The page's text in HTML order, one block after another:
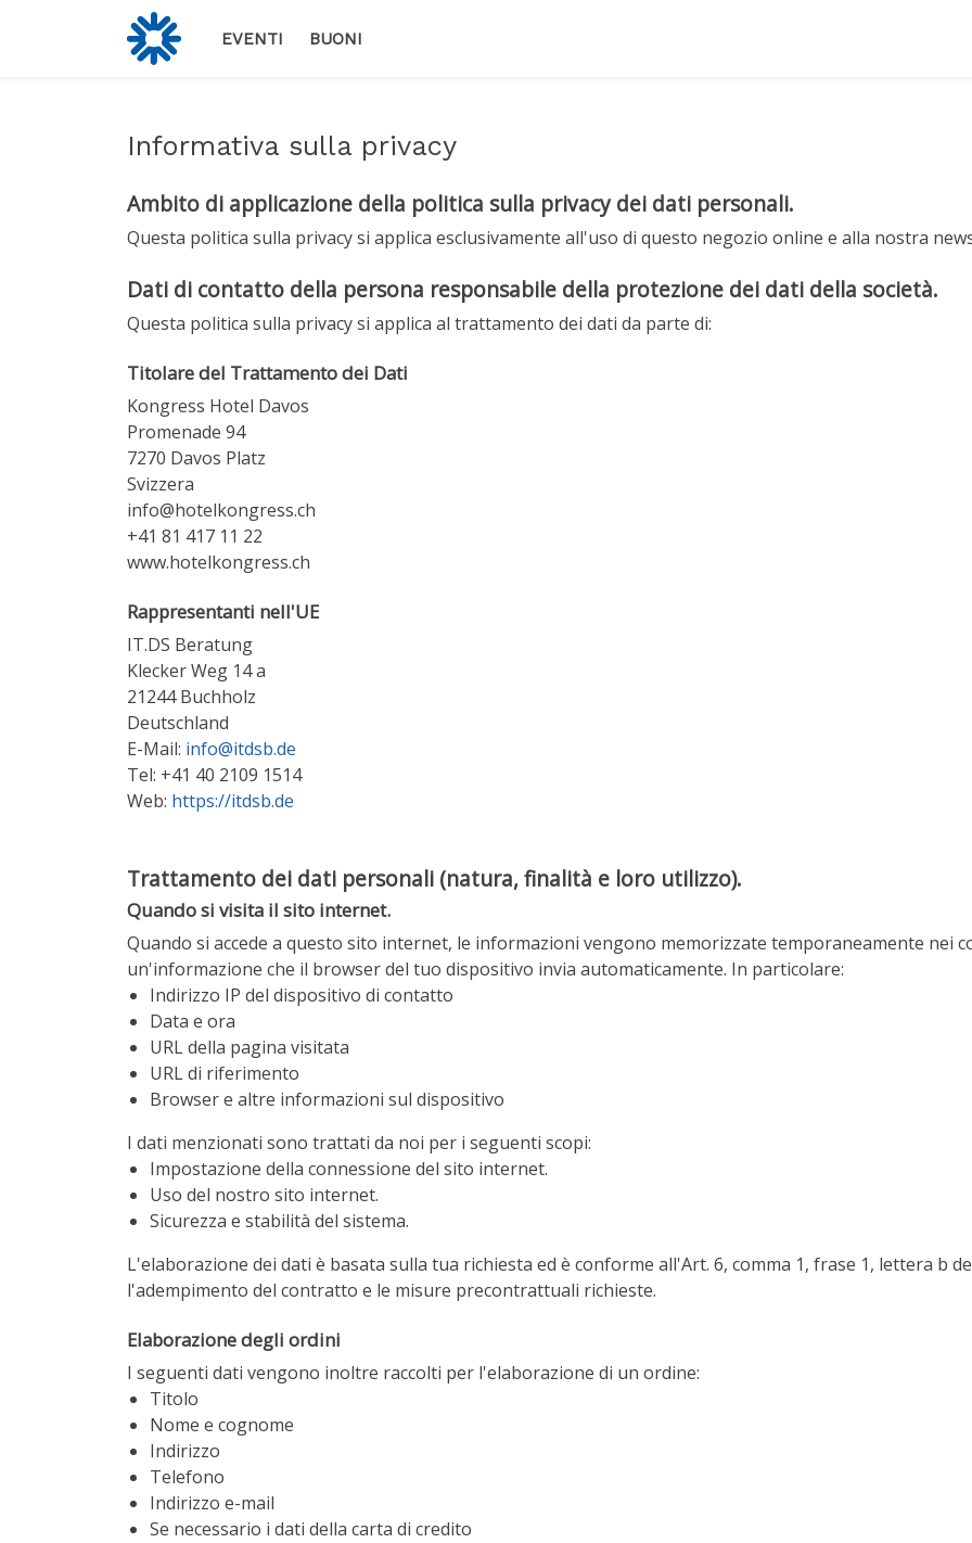
EVENTI BUONI
Informativa sulla privacy
Ambito di applicazione della politica sulla privacy dei dati personali.
Questa politica sulla privacy si applica esclusivamente all'uso di questo negozio online e alla nostra
Dati di contatto della persona responsabile della protezione dei dati della società.
Questa politica sulla privacy si applica al trattamento dei dati da parte di:
Titolare del Trattamento dei Dati
Kongress Hotel Davos
Promenade 94
7270 Davos Platz
Svizzera
info@hotelkongress.ch
+41 81 417 11 22
www.hotelkongress.ch
Rappresentanti nell'UE
IT.DS Beratung
Klecker Weg 14 a
21244 Buchholz
Deutschland
E-Mail: info@itdsb.de
Tel: +41 40 2109 1514
Web: https://itdsb.de
Trattamento dei dati personali (natura, finalità e loro utilizzo).
Quando si visita il sito internet.
Quando si accede a questo sito internet, le informazioni vengono memorizzate temporaneamente nei
un'informazione che il browser del tuo dispositivo invia automaticamente. In particolare:
Indirizzo IP del dispositivo di contatto
Data e ora
URL della pagina visitata
URL di riferimento
Browser e altre informazioni sul dispositivo
I dati menzionati sono trattati da noi per i seguenti scopi:
Impostazione della connessione del sito internet.
Uso del nostro sito internet.
Sicurezza e stabilità del sistema.
L'elaborazione dei dati è basata sulla tua richiesta ed è conforme all'Art. 6, comma 1, frase 1, lettera b
l'adempimento del contratto e le misure precontrattuali richieste.
Elaborazione degli ordini
I seguenti dati vengono inoltre raccolti per l'elaborazione di un ordine:
Titolo
Nome e cognome
Indirizzo
Telefono
Indirizzo e-mail
Se necessario i dati della carta di credito